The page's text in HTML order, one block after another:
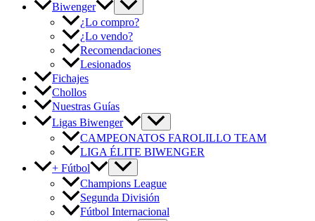
Biwenger
¿Lo compro?
¿Lo vendo?
Recomendaciones
Lesionados
Fichajes
Chollos
Nuestras Guías
Ligas Biwenger
CAMPEONATOS FAROLILLO TEAM
LIGA ÉLITE BIWENGER
+ Fútbol
Champions League
Segunda División
Fútbol Internacional